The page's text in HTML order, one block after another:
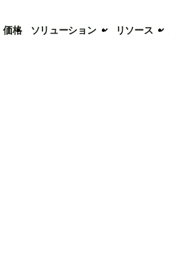
価格 ソリューション リソース